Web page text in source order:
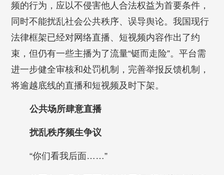
频的行为，应以不侵害他人合法权益为首要条件，
同时不能扰乱社会公共秩序、误导舆论。我国现行
法律框架已经对网络直播、短视频内容作出了约
束，但仍有一些主播为了流量“铤而走险”。平台需
进一步健全审核和处罚机制，完善举报反馈机制，
将逾越底线的直播和短视频及时下架。
公共场所肆意直播
扰乱秩序频生争议
“你们看我后面……”